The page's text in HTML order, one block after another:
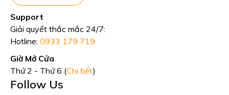
Support
Giải quyết thắc mắc 24/7:
Hotline: 0933 179 719
Giờ Mở Cửa
Thứ 2 - Thứ 6 (Chi tiết)
Follow Us